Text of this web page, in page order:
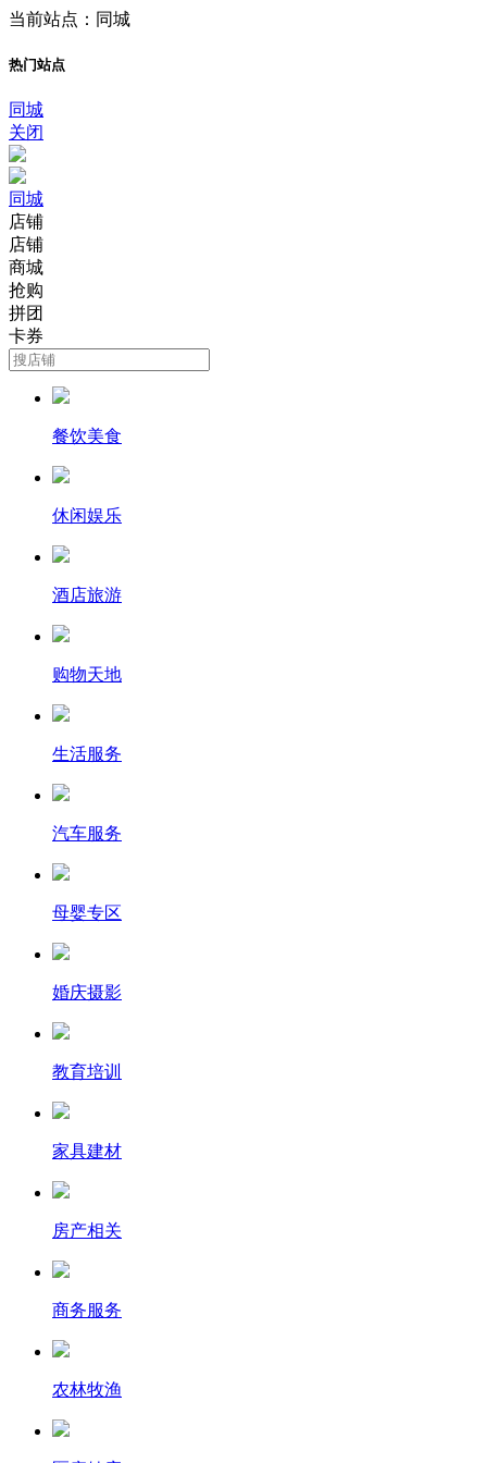
当前站点：同城
热门站点
同城
关闭
同城
店铺
店铺
商城
抢购
拼团
卡券
餐饮美食
休闲娱乐
酒店旅游
购物天地
生活服务
汽车服务
母婴专区
婚庆摄影
教育培训
家具建材
房产相关
商务服务
农林牧渔